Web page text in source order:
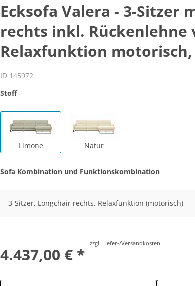
Ecksofa Valera - 3-Sitzer
rechts inkl.
Relaxfunktion
ID 145972
Stoff
Limone Natur
Sofa Kombination und Funktionskombination
3-Sitzer, Longchair rechts, Relaxfunktion (motorisch)
4.437,00 € *
zzgl. Liefer-/Versandkosten